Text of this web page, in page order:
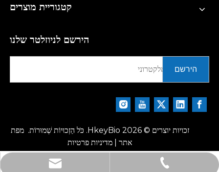
קטגוריית מוצרים
הירשם לניוזלטר שלנו
הירשם
זכויות יוצרים ©2026
מפת
אתר |מדיניות פרטיות